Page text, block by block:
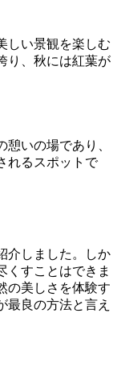
しい景観を楽しむ
り、秋には紅葉が
いの場であり、
れるスポットで
介しました。しか
くすことはできま
の美しさを体験す
最良の方法と言え